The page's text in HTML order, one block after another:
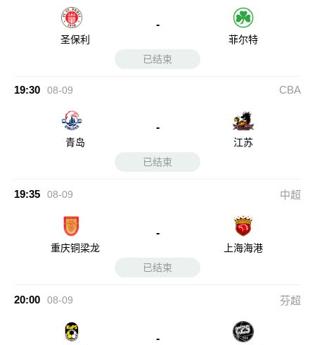
圣保利
-
菲尔特
已结束
19:30 08-09 CBA
青岛
-
江苏
已结束
19:35 08-09 中超
重庆铜梁龙
-
上海海港
已结束
20:00 08-09 芬超
-